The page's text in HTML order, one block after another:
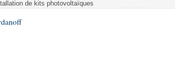
de kits photovoltaïques